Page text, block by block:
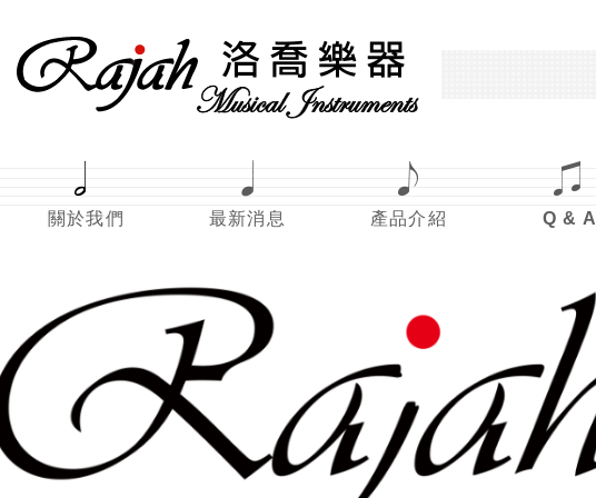
關於我們 最新消息 產品介紹 Q & A